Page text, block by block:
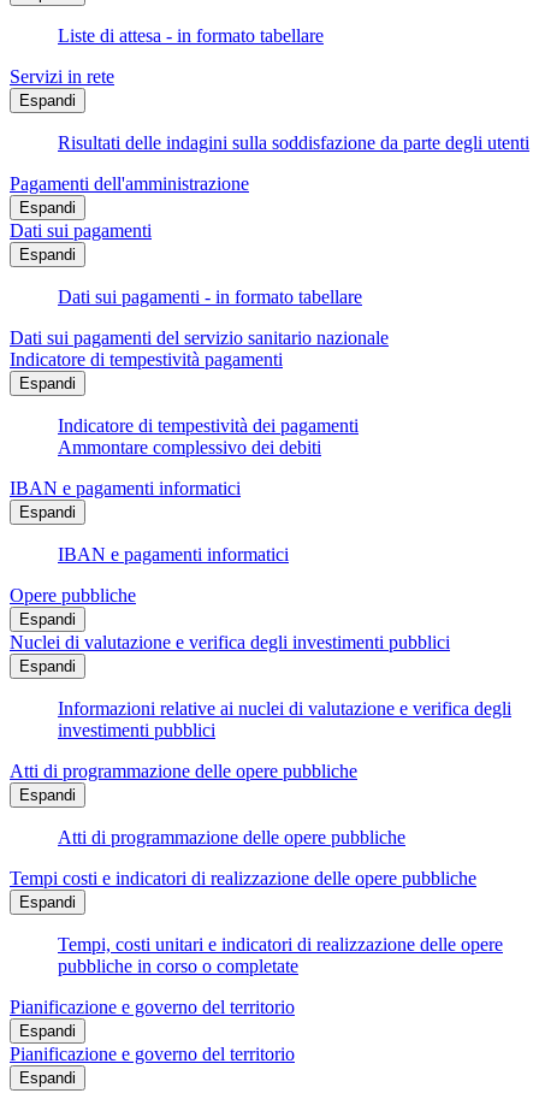
Liste di attesa - in formato tabellare
Servizi in rete
Espandi
Risultati delle indagini sulla soddisfazione da parte degli utenti
Pagamenti dell'amministrazione
Espandi
Dati sui pagamenti
Espandi
Dati sui pagamenti - in formato tabellare
Dati sui pagamenti del servizio sanitario nazionale
Indicatore di tempestività pagamenti
Espandi
Indicatore di tempestività dei pagamenti
Ammontare complessivo dei debiti
IBAN e pagamenti informatici
Espandi
IBAN e pagamenti informatici
Opere pubbliche
Espandi
Nuclei di valutazione e verifica degli investimenti pubblici
Espandi
Informazioni relative ai nuclei di valutazione e verifica degli
investimenti pubblici
Atti di programmazione delle opere pubbliche
Espandi
Atti di programmazione delle opere pubbliche
Tempi costi e indicatori di realizzazione delle opere pubbliche
Espandi
Tempi, costi unitari e indicatori di realizzazione delle opere
pubbliche in corso o completate
Pianificazione e governo del territorio
Espandi
Pianificazione e governo del territorio
Espandi